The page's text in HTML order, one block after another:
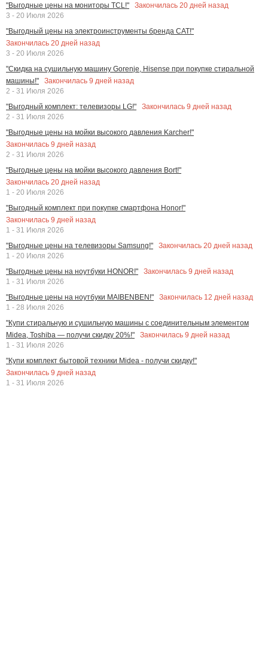
"Выгодные цены на мониторы TCL!"
Закончилась 20 дней назад
3 - 20 Июля 2026
"Выгодный цены на электроинструменты бренда CAT!"
Закончилась 20 дней назад
3 - 20 Июля 2026
"Скидка на сушильную машину Gorenje, Hisense при покупке стиральной
машины!"
Закончилась 9 дней назад
2 - 31 Июля 2026
"Выгодный комплект: телевизоры LG!"
Закончилась 9 дней назад
2 - 31 Июля 2026
"Выгодные цены на мойки высокого давления Karcher!"
Закончилась 9 дней назад
2 - 31 Июля 2026
"Выгодные цены на мойки высокого давления Bort!"
Закончилась 20 дней назад
1 - 20 Июля 2026
"Выгодный комплект при покупке смартфона Honor!"
Закончилась 9 дней назад
1 - 31 Июля 2026
"Выгодные цены на телевизоры Samsung!"
Закончилась 20 дней назад
1 - 20 Июля 2026
"Выгодные цены на ноутбуки HONOR!"
Закончилась 9 дней назад
1 - 31 Июля 2026
"Выгодные цены на ноутбуки MAIBENBEN!"
Закончилась 12 дней назад
1 - 28 Июля 2026
"Купи стиральную и сушильную машины с соединительным элементом
Midea, Toshiba — получи скидку 20%!"
Закончилась 9 дней назад
1 - 31 Июля 2026
"Купи комплект бытовой техники Midea - получи скидку!"
Закончилась 9 дней назад
1 - 31 Июля 2026